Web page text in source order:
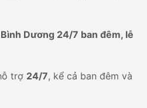
Dương 24/7 ban đêm, lễ
trợ 24/7, kể cả ban đêm và